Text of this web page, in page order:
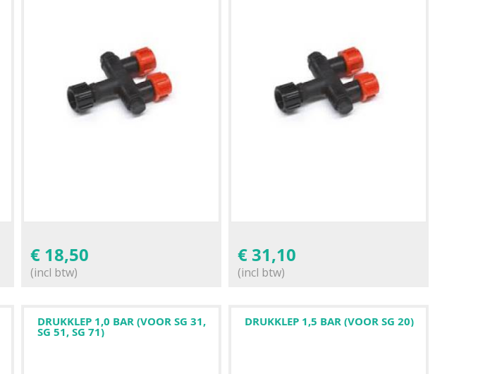
€ 18,50
(incl btw)
€ 31,10
(incl btw)
DRUKKLEP 1,0 BAR (VOOR SG 31,
SG 51, SG 71)
DRUKKLEP 1,5 BAR (VOOR SG 20)